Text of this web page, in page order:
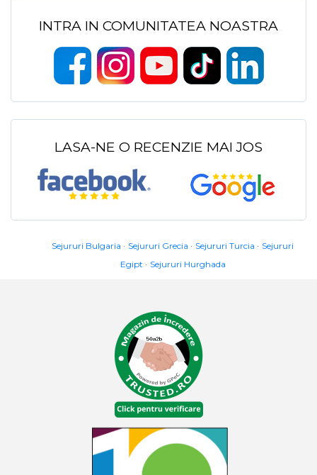
INTRA IN COMUNITATEA NOASTRA
LASA-NE O RECENZIE MAI JOS
Sejururi Bulgaria Sejururi Grecia Sejururi Turcia
Sejururi
Egipt
Sejururi Hurghada